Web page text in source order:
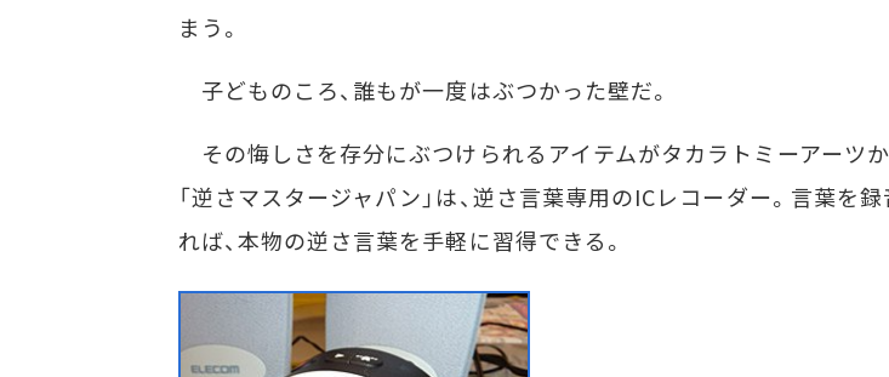
まう。
子どものころ、誰もが一度はぶつかった壁だ。
その悔しさを存分にぶつけられるアイテムがタカラトミーアーツか
「逆さマスタージャパン」は、逆さ言葉専用のICレコーダー。言葉を
れば、本物の逆さ言葉を手軽に習得できる。